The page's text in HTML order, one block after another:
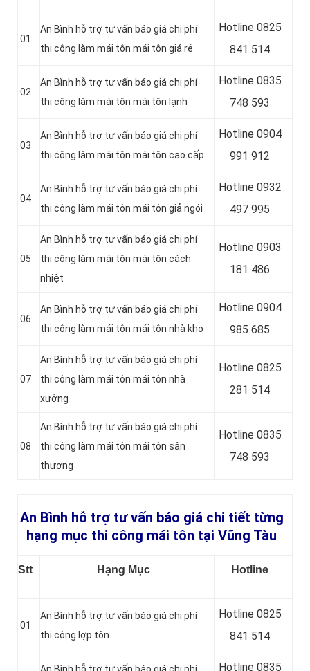
01
An Bình hỗ trợ tư vấn báo giá chi phí
thi công làm mái tôn mái tôn giá rẻ
Hotline 0825
841 514
02
An Bình hỗ trợ tư vấn báo giá chi phí
thi công làm mái tôn mái tôn lạnh
Hotline 0835
748 593
03
An Bình hỗ trợ tư vấn báo giá chi phí
thi công làm mái tôn mái tôn cao cấp
Hotline 0904
991 912
04
An Bình hỗ trợ tư vấn báo giá chi phí
thi công làm mái tôn mái tôn giả ngói
Hotline 0932
497 995
05
An Bình hỗ trợ tư vấn báo giá chi phí
thi công làm mái tôn mái tôn cách
nhiệt
Hotline 0903
181 486
06
An Bình hỗ trợ tư vấn báo giá chi phí
thi công làm mái tôn mái tôn nhà kho
Hotline 0904
985 685
07
An Bình hỗ trợ tư vấn báo giá chi phí
thi công làm mái tôn mái tôn nhà
xưởng
Hotline 0825
281 514
08
An Bình hỗ trợ tư vấn báo giá chi phí
thi công làm mái tôn mái tôn sân
thượng
Hotline 0835
748 593
An Bình hỗ trợ tư vấn báo giá chi tiết từng
hạng mục thi công mái tôn tại Vũng Tàu
Stt Hạng Mục Hotline
01
An Bình hỗ trợ tư vấn báo giá chi phí
thi công lợp tôn
Hotline 0825
841 514
Hotline 0835